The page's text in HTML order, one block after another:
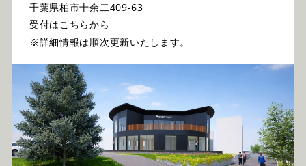
千葉県柏市十余二409-63
受付はこちらから
※詳細情報は順次更新いたします。